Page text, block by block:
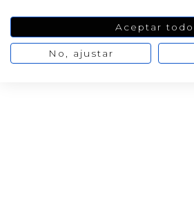
Aceptar todo
No, ajustar